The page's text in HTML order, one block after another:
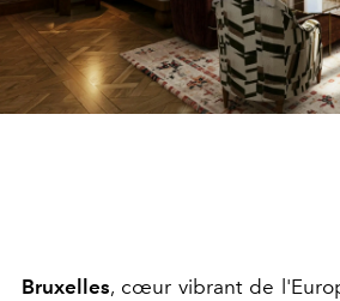
Bruxelles, cœur vibrant de